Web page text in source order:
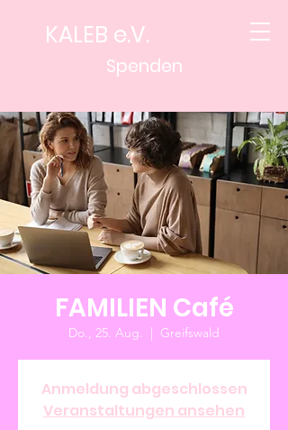
KALEB e.V.
Spenden
FAMILIEN Café
Do., 25. Aug.
  |
Greifswald
Anmeldung abgeschlossen
Veranstaltungen ansehen